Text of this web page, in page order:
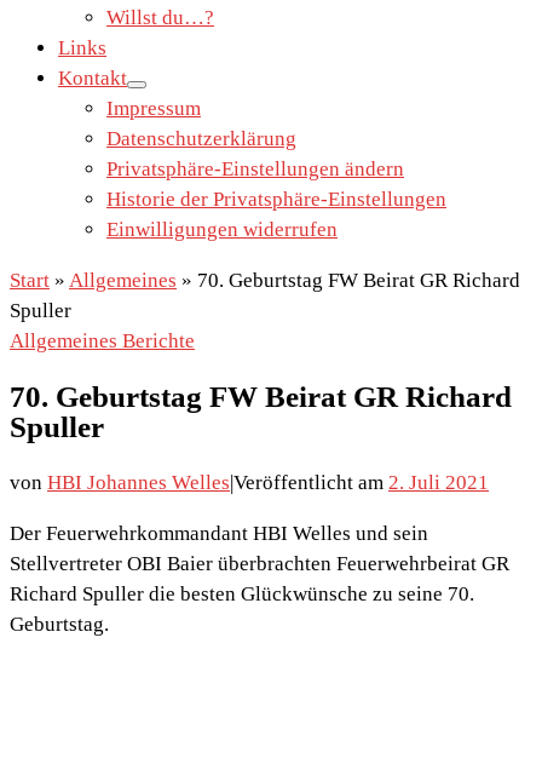
Willst du…?
Links
Kontakt
Impressum
Datenschutzerklärung
Privatsphäre-Einstellungen ändern
Historie der Privatsphäre-Einstellungen
Einwilligungen widerrufen
Start » Allgemeines » 70. Geburtstag FW Beirat GR Richard
Spuller
Allgemeines Berichte
70. Geburtstag FW Beirat GR Richard
Spuller
von HBI Johannes Welles|Veröffentlicht am 2. Juli 2021
Der Feuerwehrkommandant HBI Welles und sein
Stellvertreter OBI Baier überbrachten Feuerwehrbeirat GR
Richard Spuller die besten Glückwünsche zu seine 70.
Geburtstag.